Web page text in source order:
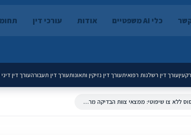
כלי AI משפטיים אודות עורכי דין
עורך דין רשלנות רפואיתעורך דין נזיקין ותאונותעורך דין תעבורהעורך דין
משטרת ישראל שימוש במערכת פגסוס ללא צו שיפוטי: ממצאי צוות הבדיקה מררי בעניין האזנות סתר בתקשורת בין מחשבים